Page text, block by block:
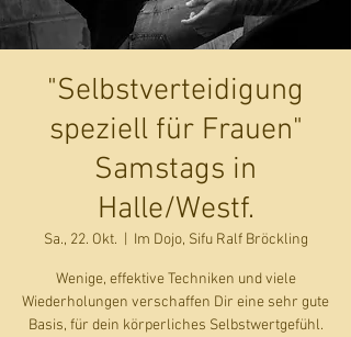
"Selbstverteidigung
speziell für Frauen"
Samstags in
Halle/Westf.
Sa., 22. Okt. Im Dojo, Sifu Ralf Bröckling
Wenige, effektive Techniken und viele
Wiederholungen verschaffen Dir eine sehr gute
Basis, für dein körperliches Selbstwertgefühl.